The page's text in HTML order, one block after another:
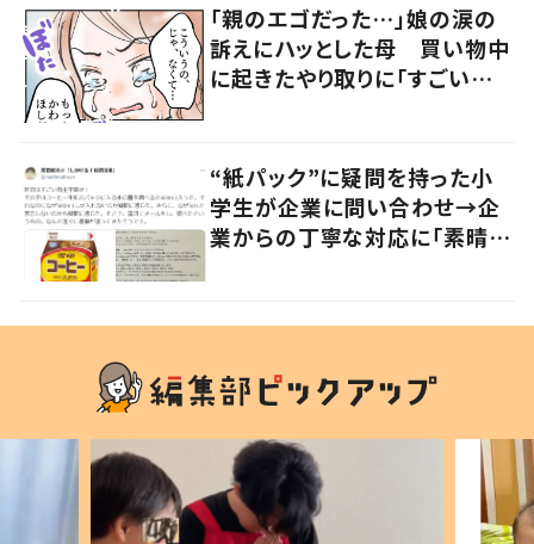
「親のエゴだった…」娘の涙の
訴えにハッとした母 買い物中
に起きたやり取りに「すごい分
“紙パック”に疑問を持った小
学生が企業に問い合わせ→企
業からの丁寧な対応に「素晴ら